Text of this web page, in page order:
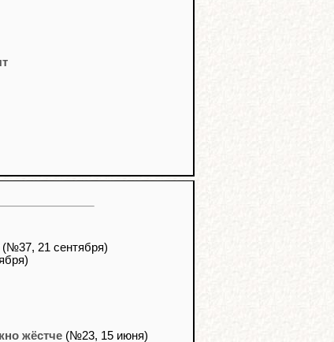
(№37, 21 сентября)
жёстче (№23, 15 июня)